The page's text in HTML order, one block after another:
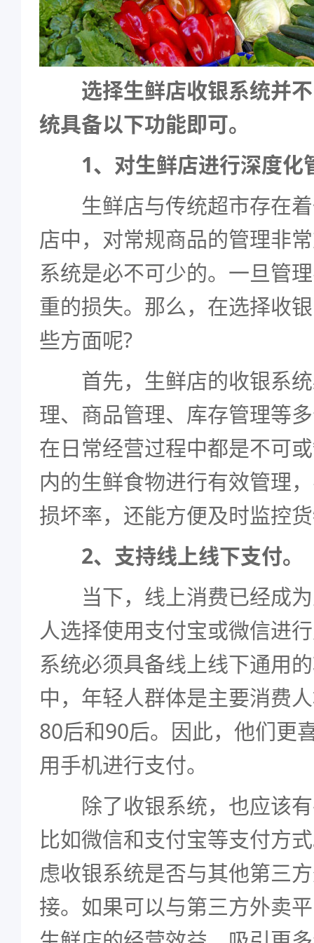
选择生鲜店收银系统并
统具备以下功能即可。
1、对生鲜店进行深度化
生鲜店与传统超市存在着
店中，对常规商品的管理非
系统是必不可少的。一旦管
重的损失。那么，在选择收
些方面呢?
首先，生鲜店的收银系统
理、商品管理、库存管理等
在日常经营过程中都是不可
内的生鲜食物进行有效管理
损坏率，还能方便及时监控
2、支持线上线下支付。
当下，线上消费已经成为
人选择使用支付宝或微信进
系统必须具备线上线下通用
中，年轻人群体是主要消费
80后和90后。因此，他们更
用手机进行支付。
除了收银系统，也应该有
比如微信和支付宝等支付方
虑收银系统是否与其他第三
接。如果可以与第三方外卖